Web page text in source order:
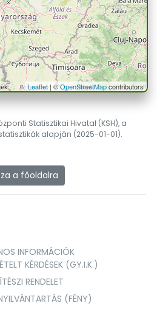
Leaflet| ©OpenStreetMapcontributors
Statisztikai Hivatal (KSH), a
alapján (2025-01-01).
a főoldalra
INFORMÁCIÓK
KÉRDÉSEK (GY.I.K.)
RENDELET
(FÉNY)